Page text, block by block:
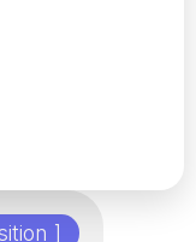
]